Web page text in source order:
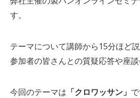
す。
テーマについて講師から15分ほど説
参加者の皆さんとの質疑応答や座談
今回のテーマは 「クロワッサン」 で